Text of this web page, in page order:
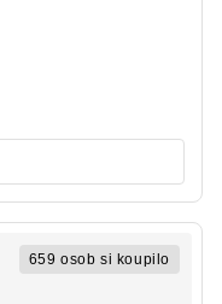
659 osob si koupilo